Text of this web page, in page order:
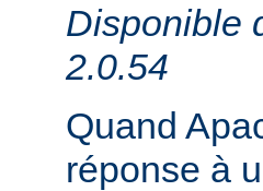
Disponible
2.0.54
Quand
réponse à